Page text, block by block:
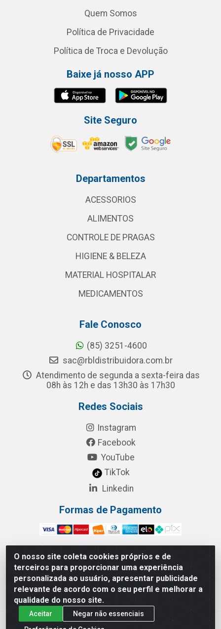
O nosso site coleta cookies próprios e de
terceiros para proporcionar uma experiência
personalizada ao usuário, apresentar publicidade
relevante de acordo com o seu perfil e melhorar a
qualidade do nosso site.
Aceitar
Negar não essenciais
Quem Somos
Política de Privacidade
Política de Troca e Devolução
Baixe já nosso APP
Site Seguro
Departamentos
ACESSORIOS
ALIMENTOS
CONTROLE DE PRAGAS
HIGIENE & BELEZA
MATERIAL HOSPITALAR
MEDICAMENTOS
Fale Conosco
(85) 3251-4600
sac@rbldistribuidora.com.br
Atendimento de segunda a sexta-feira das
08h às 12h e das 13h30 às 17h30
Redes Sociais
Instagram
Facebook
YouTube
TikTok
Linkedin
Formas de Pagamento
RBL Distribuidora Distribuidora Gomes LTDA - Rua
Maximiano Barreto, 940 - Barroso, Fortaleza/CE - CEP:
60863-260 - CNPJ 05.461.276/0001-90